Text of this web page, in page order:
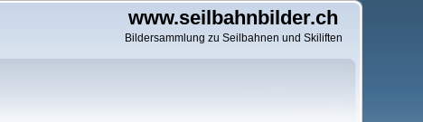
www.seilbahnbilder.ch
Bildersammlung zu Seilbahnen und Skiliften